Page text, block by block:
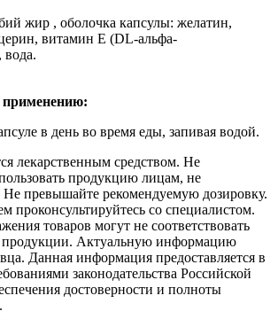
жир , оболочка капсулы: желатин,
витамин Е (DL-альфа-
вода.
применению:
в день во время еды, запивая водой.
лекарственным средством. Не
продукцию лицам, не
Не превышайте рекомендуемую дозировку.
проконсультируйтесь со специалистом.
товаров могут не соответствовать
продукции. Актуальную информацию
Данная информация предоставляется в
законодательства Российской
достоверности и полноты